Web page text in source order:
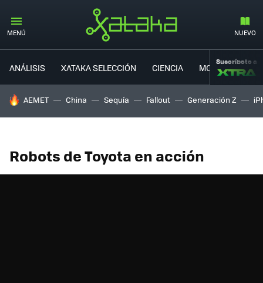
MENÚ NUEVO
ANÁLISIS XATAKA SELECCIÓN CIENCIA MOVILIDAD
Suscríbete a
HOY SE HABLA DE
AEMET China Sequía Fallout Generación Z
Robots de Toyota en acción